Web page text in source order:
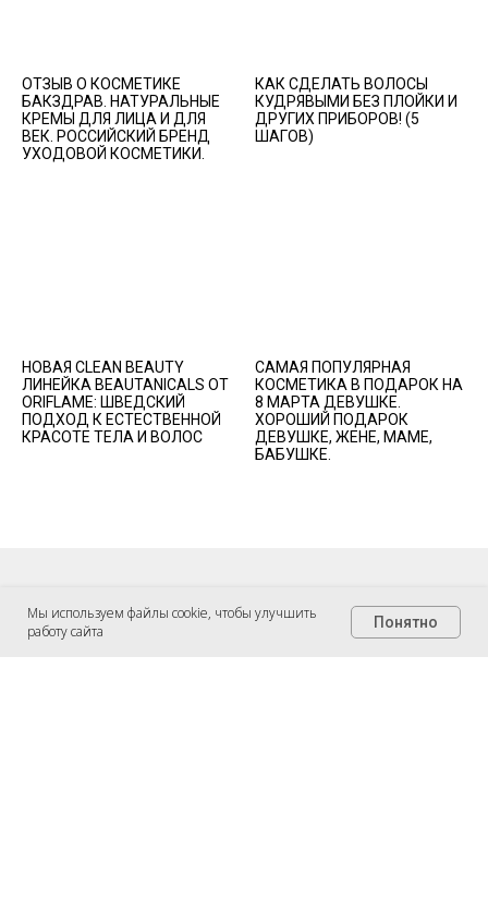
ОТЗЫВ О КОСМЕТИКЕ
БАКЗДРАВ. НАТУРАЛЬНЫЕ
КРЕМЫ ДЛЯ ЛИЦА И ДЛЯ
ВЕК. РОССИЙСКИЙ БРЕНД
УХОДОВОЙ КОСМЕТИКИ.
КАК СДЕЛАТЬ ВОЛОСЫ
КУДРЯВЫМИ БЕЗ ПЛОЙКИ И
ДРУГИХ ПРИБОРОВ! (5
ШАГОВ)
НОВАЯ CLEAN BEAUTY
ЛИНЕЙКА BEAUTANICALS ОТ
ORIFLAME: ШВЕДСКИЙ
ПОДХОД К ЕСТЕСТВЕННОЙ
КРАСОТЕ ТЕЛА И ВОЛОС
САМАЯ ПОПУЛЯРНАЯ
КОСМЕТИКА В ПОДАРОК НА
8 МАРТА ДЕВУШКЕ.
ХОРОШИЙ ПОДАРОК
ДЕВУШКЕ, ЖЕНЕ, МАМЕ,
БАБУШКЕ.
Подписывайтесь на нас в соц сетях
Мы используем файлы cookie, чтобы улучшить
работу сайта
Понятно